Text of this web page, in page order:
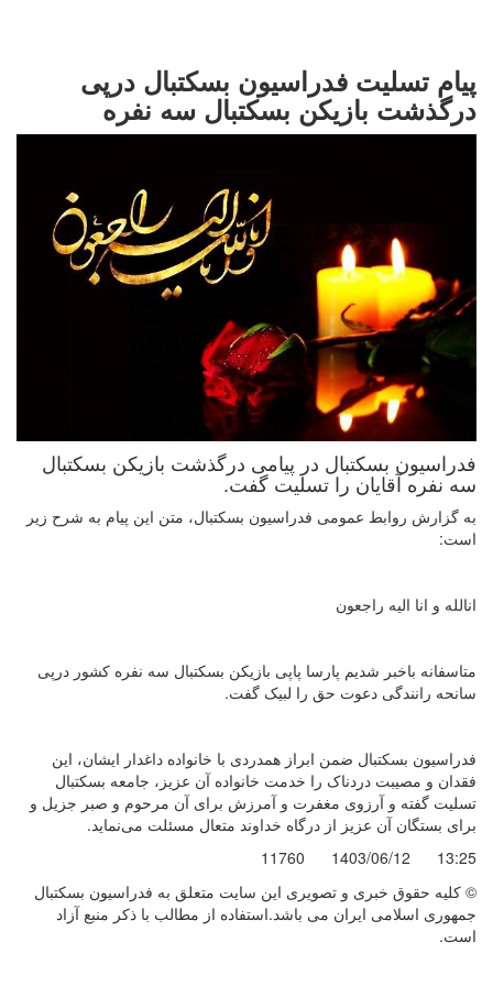
پیام تسلیت فدراسیون بسکتبال درپی
درگذشت بازیکن بسکتبال سه نفره
فدراسیون بسکتبال در پیامی درگذشت بازیکن بسکتبال
سه نفره آقایان را تسلیت گفت.
به گزارش روابط عمومی فدراسیون بسکتبال، متن این پیام به شرح زیر
است:
انالله و انا الیه راجعون
متاسفانه باخبر شدیم پارسا پاپی بازیکن بسکتبال سه نفره کشور درپی
سانحه رانندگی دعوت حق را لبیک گفت.
فدراسیون بسکتبال ضمن ابراز همدردی با خانواده داغدار ایشان، این
فقدان و مصیبت دردناک را خدمت خانواده آن عزیز، جامعه بسکتبال
تسلیت گفته و آرزوی مغفرت و آمرزش برای آن مرحوم و صبر جزیل و
برای بستگان آن عزیز از درگاه خداوند متعال مسئلت می‌نماید.
13:25
1403/06/12
11760
© کليه حقوق خبری و تصويری اين سايت متعلق به فدراسیون بسکتبال
جمهوری اسلامی ایران می باشد.استفاده از مطالب با ذكر منبع آزاد
است.